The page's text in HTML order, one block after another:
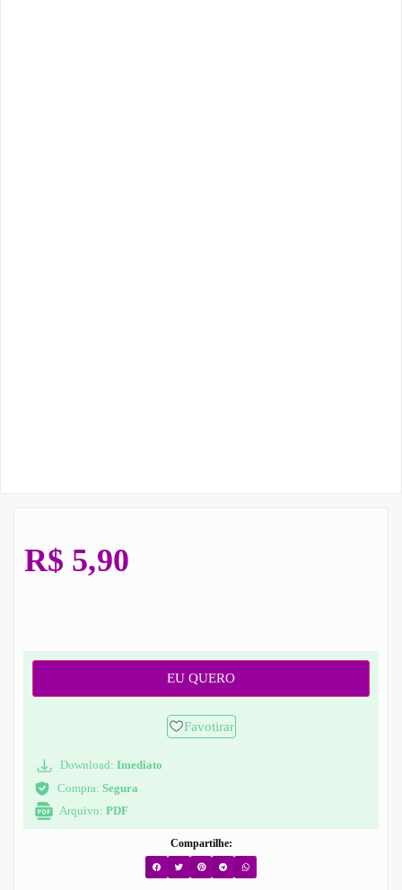
R$ 5,90
EU QUERO
Favotirar
Download: Imediato
Compra: Segura
Arquivo: PDF
Compartilhe: